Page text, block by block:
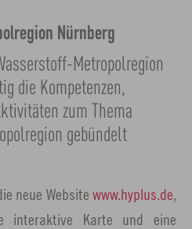
Nürnberg
Metropolregion
die Kompetenzen,
zum Thema
gebündelt
neue Website www.hyplus.de,
interaktive Karte und eine